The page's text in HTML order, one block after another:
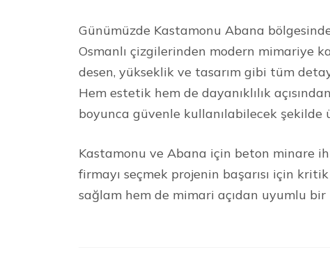
Günümüzde Kastamonu Abana
Osmanlı çizgilerinden modern mimariye
desen, yükseklik ve tasarım gibi tüm
Hem estetik hem de dayanıklılık
boyunca güvenle kullanılabilecek
Kastamonu ve Abana için beton minare
firmayı seçmek projenin başarısı için
sağlam hem de mimari açıdan uyumlu